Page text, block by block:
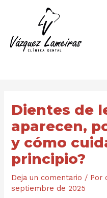
Dientes de
aparecen,
y cómo
principio?
Deja un comentario / Por
septiembre de 2025